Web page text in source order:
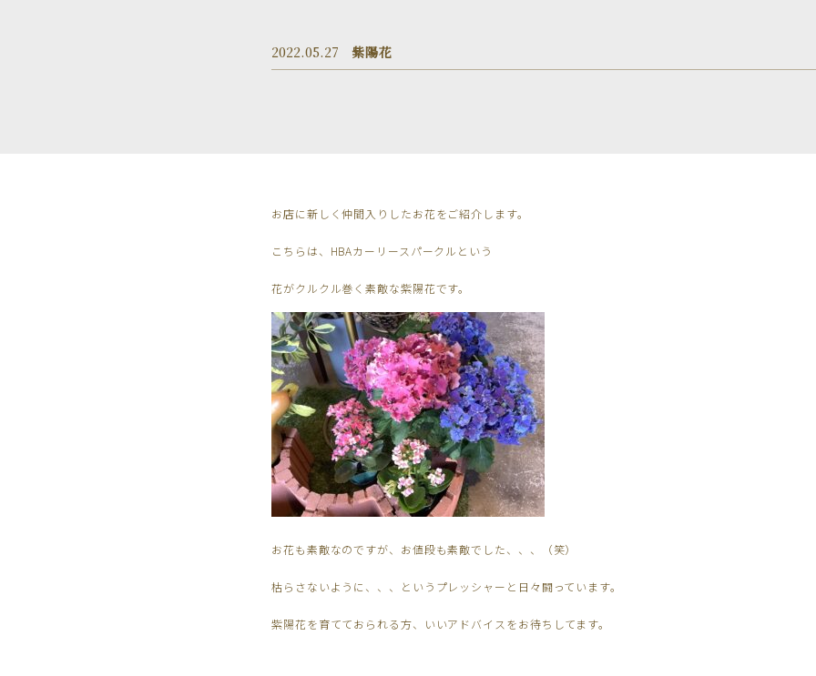
2022.05.27 紫陽花
お店に新しく仲間入りしたお花をご紹介します。
こちらは、HBAカーリースパークルという
花がクルクル巻く素敵な紫陽花です。
お花も素敵なのですが、お値段も素敵でした、、、（笑）
枯らさないように、、、というプレッシャーと日々闘っています。
紫陽花を育てておられる方、いいアドバイスをお待ちしてます。